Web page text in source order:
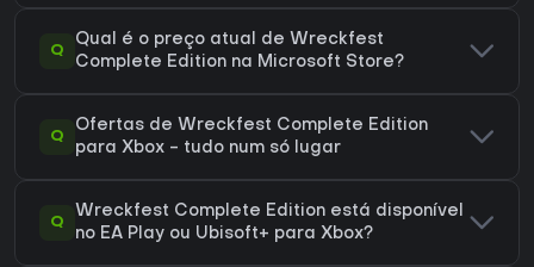
Q
Qual é o preço atual de Wreckfest
Complete Edition na Microsoft Store?
Q
Ofertas de Wreckfest Complete Edition
para Xbox - tudo num só lugar
Q
Wreckfest Complete Edition está disponível
no EA Play ou Ubisoft+ para Xbox?